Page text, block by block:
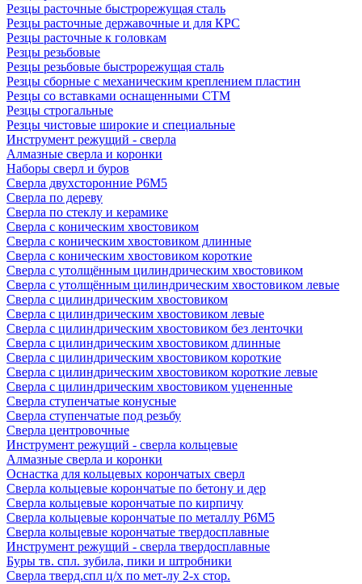
Резцы расточные быстрорежущая сталь
Резцы расточные державочные и для КРС
Резцы расточные к головкам
Резцы резьбовые
Резцы резьбовые быстрорежущая сталь
Резцы сборные с механическим креплением пластин
Резцы со вставками оснащенными СТМ
Резцы строгальные
Резцы чистовые широкие и специальные
Инструмент режущий - сверла
Алмазные сверла и коронки
Наборы сверл и буров
Сверла двухсторонние Р6М5
Сверла по дереву
Сверла по стеклу и керамике
Сверла с коническим хвостовиком
Сверла с коническим хвостовиком длинные
Сверла с коническим хвостовиком короткие
Сверла с утолщённым цилиндрическим хвостовиком
Сверла с утолщённым цилиндрическим хвостовиком левые
Сверла с цилиндрическим хвостовиком
Сверла с цилиндрическим хвостовиком левые
Сверла с цилиндрическим хвостовиком без ленточки
Сверла с цилиндрическим хвостовиком длинные
Сверла с цилиндрическим хвостовиком короткие
Сверла с цилиндрическим хвостовиком короткие левые
Сверла с цилиндрическим хвостовиком уцененные
Сверла ступенчатые конусные
Сверла ступенчатые под резьбу
Сверла центровочные
Инструмент режущий - сверла кольцевые
Алмазные сверла и коронки
Оснастка для кольцевых корончатых сверл
Сверла кольцевые корончатые по бетону и дер
Сверла кольцевые корончатые по кирпичу
Сверла кольцевые корончатые по металлу Р6М5
Сверла кольцевые корончатые твердосплавные
Инструмент режущий - сверла твердосплавные
Буры тв. спл. зубила, пики и штробники
Сверла тверд.спл ц/х по мет-лу 2-х стор.